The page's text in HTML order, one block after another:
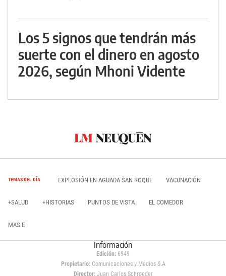
Los 5 signos que tendrán más
suerte con el dinero en agosto
2026, según Mhoni Vidente
TEMAS DEL DÍA EXPLOSIÓN EN AGUADA SAN ROQUE VACUNACIÓN
+SALUD +HISTORIAS PUNTOS DE VISTA EL COMEDOR
MAS E
Información
Edición: 6949
Propietario:Comunicaciones y Medios S.A
Director: Juan Carlos Schroeder